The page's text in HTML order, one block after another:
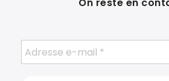
On reste en